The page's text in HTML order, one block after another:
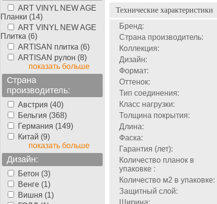
ART VINYL NEW AGE
Планки (14)
ART VINYL NEW AGE
Плитка (6)
ARTISAN плитка (6)
ARTISAN рулон (8)
показать больше
Страна
производитель:
Австрия (40)
Бельгия (368)
Германия (149)
Китай (9)
показать больше
Дизайн:
Бетон (3)
Венге (1)
Вишня (1)
Технические характеристики
Бренд:
Страна производитель:
Коллекция:
Дизайн:
Формат:
Оттенок:
Тип соединения:
Класс нагрузки:
Толщина покрытия:
Длина:
Фаска:
Гарантия (лет):
Количество планок в
упаковке :
Количество м2 в упаковке:
Защитный слой:
Ширина: